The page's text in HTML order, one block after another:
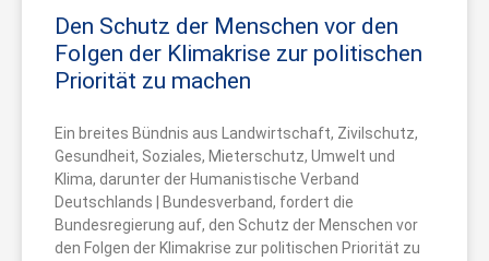
Den Schutz der Menschen vor den
Folgen der Klimakrise zur politischen
Priorität zu machen
Ein breites Bündnis aus Landwirtschaft, Zivilschutz,
Gesundheit, Soziales, Mieterschutz, Umwelt und
Klima, darunter der Humanistische Verband
Deutschlands | Bundesverband, fordert die
Bundesregierung auf, den Schutz der Menschen vor
den Folgen der Klimakrise zur politischen Priorität zu